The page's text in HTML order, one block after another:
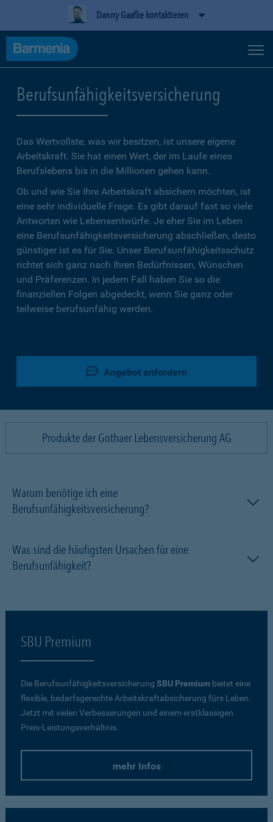
Danny Gaafke kontaktieren
Berufsunfähigkeitsversicherung
Das Wertvollste, was wir besitzen, ist unsere eigene
Arbeitskraft. Sie hat einen Wert, der im Laufe eines
Berufslebens bis in die Millionen gehen kann.
Ob und wie Sie Ihre Arbeitskraft absichern möchten, ist
eine sehr individuelle Frage. Es gibt darauf fast so viele
Antworten wie Lebensentwürfe. Je eher Sie im Leben
eine Berufsunfähigkeitsversicherung abschließen, desto
günstiger ist es für Sie. Unser Berufsunfähigkeitsschutz
richtet sich ganz nach Ihren Bedürfnissen, Wünschen
und Präferenzen. In jedem Fall haben Sie so die
finanziellen Folgen abgedeckt, wenn Sie ganz oder
teilweise berufsunfähig werden.
Angebot anfordern
Produkte der Gothaer Lebensversicherung AG
Warum benötige ich eine
Berufsunfähigkeitsversicherung?
Was sind die häufigsten Ursachen für eine
Berufsunfähigkeit?
SBU Premium
Die Berufsunfähigkeitsversicherung SBU Premium bietet eine
flexible, bedarfsgerechte Arbeitskraftabsicherung fürs Leben.
Jetzt mit vielen Verbesserungen und einem erstklassigen
Preis-Leistungsverhältnis.
mehr Infos